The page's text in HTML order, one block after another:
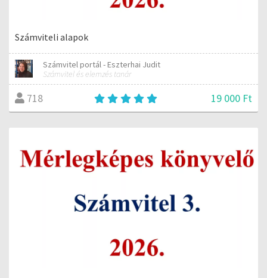
Számviteli alapok
Számvitel portál - Eszterhai Judit
Számvitel és elemzés tanár
718 19 000 Ft